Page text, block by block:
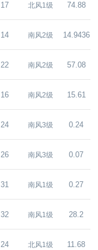
17 北风1级 74.88
14 南风2级 14.9436
22 南风2级 57.08
16 南风2级 15.61
24 南风3级 0.24
26 南风3级 0.07
31 南风1级 0.27
32 南风1级 28.2
24 北风1级 11.68